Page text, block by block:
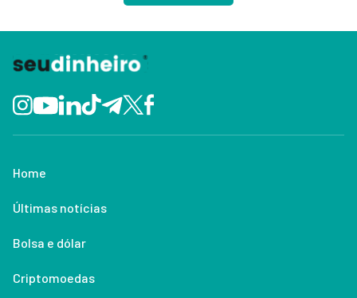
Home
Últimas notícias
Bolsa e dólar
Criptomoedas